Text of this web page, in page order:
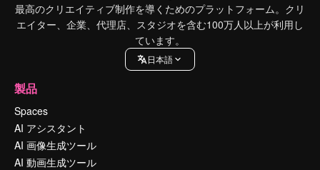
最高のクリエイティブ制作を導くためのプラットフォーム。クリ
エイター、企業、代理店、スタジオを含む100万人以上が利用し
ています。
日本語
製品
Spaces
AI アシスタント
AI 画像生成ツール
AI 動画生成ツール